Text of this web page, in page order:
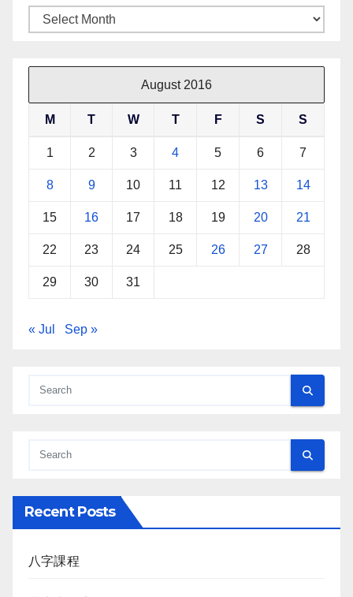
Archives
August 2016
M T W T F S S
1 2 3 4 5 6 7
8 9 10 11 12 13 14
15 16 17 18 19 20 21
22 23 24 25 26 27 28
29 30 31
« Jul Sep »
Recent Posts
八字課程